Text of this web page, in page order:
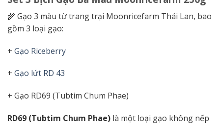
🌾 Gạo 3 màu từ trang trại Moonricefarm Thái Lan, bao
gồm 3 loại gạo:
+ Gạo Riceberry
+ Gạo lứt RD 43
+ Gạo RD69 (Tubtim Chum Phae)
RD69 (Tubtim Chum Phae) là một loại gạo không nếp